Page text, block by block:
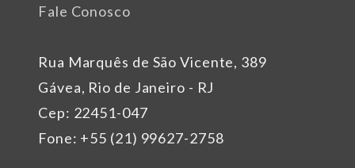
Rua Marquês de São Vicente, 389
Gávea, Rio de Janeiro - RJ
Cep: 22451-047
Fone: +55 (21) 99627-2758
Fale Conosco